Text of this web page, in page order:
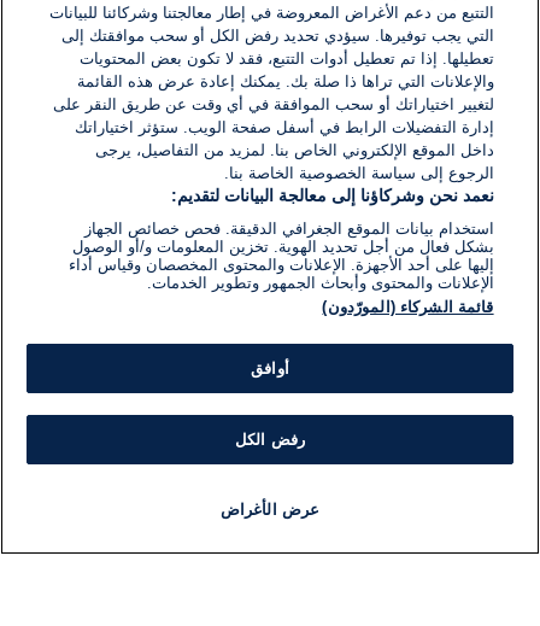
التتبع من دعم الأغراض المعروضة في إطار معالجتنا وشركائنا للبيانات
التي يجب توفيرها. سيؤدي تحديد رفض الكل أو سحب موافقتك إلى
تعطيلها. إذا تم تعطيل أدوات التتبع، فقد لا تكون بعض المحتويات
والإعلانات التي تراها ذا صلة بك. يمكنك إعادة عرض هذه القائمة
لتغيير اختياراتك أو سحب الموافقة في أي وقت عن طريق النقر على
إدارة التفضيلات الرابط في أسفل صفحة الويب. ستؤثر اختياراتك
داخل الموقع الإلكتروني الخاص بنا. لمزيد من التفاصيل، يرجى
الرجوع إلى سياسة الخصوصية الخاصة بنا.
نعمد نحن وشركاؤنا إلى معالجة البيانات لتقديم:
استخدام بيانات الموقع الجغرافي الدقيقة. فحص خصائص الجهاز
بشكل فعال من أجل تحديد الهوية. تخزين المعلومات و/أو الوصول
إليها على أحد الأجهزة. الإعلانات والمحتوى المخصصان وقياس أداء
الإعلانات والمحتوى وأبحاث الجمهور وتطوير الخدمات.
قائمة الشركاء (المورّدون)
أوافق
رفض الكل
عرض الأغراض